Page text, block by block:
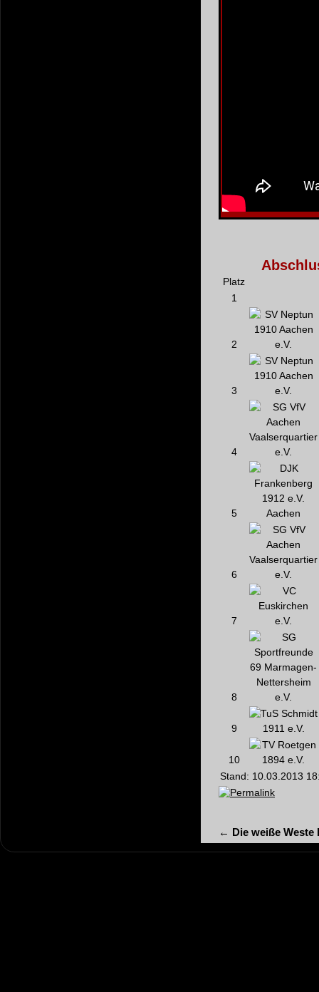
Platz
Stand: 10.03.2013
1
2
3
4
5
6
7
8
9
10
Permalink
← Die weiße